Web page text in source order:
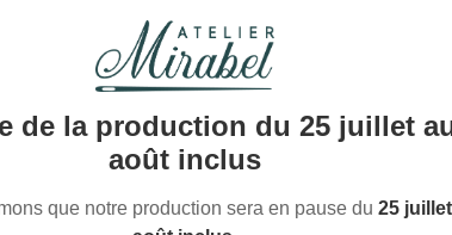
de la production du 25 juillet
août inclus
que notre production sera en pause du 25
Demande sur-mesure
produit qu’il vous faut ? Nous réalisons également
notre équipe pouréchanger sur vos